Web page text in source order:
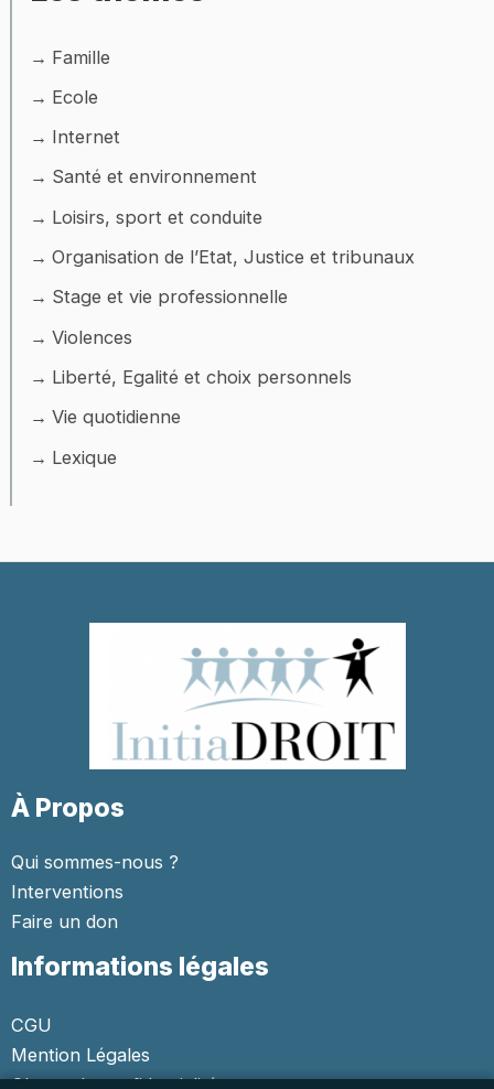
Famille
Ecole
Internet
Santé et environnement
Loisirs, sport et conduite
Organisation de l’Etat, Justice et tribunaux
Stage et vie professionnelle
Violences
Liberté, Egalité et choix personnels
Vie quotidienne
Lexique
À Propos
Qui sommes-nous ?
Interventions
Faire un don
Informations légales
CGU
Mention Légales
Charte de confidentialité